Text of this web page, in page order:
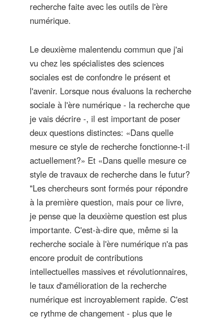
recherche faite avec les outils de l'ère
numérique.
Le deuxième malentendu commun que j'ai
vu chez les spécialistes des sciences
sociales est de confondre le présent et
l'avenir. Lorsque nous évaluons la recherche
sociale à l'ère numérique - la recherche que
je vais décrire -, il est important de poser
deux questions distinctes: «Dans quelle
mesure ce style de recherche fonctionne-t-il
actuellement?» Et «Dans quelle mesure ce
style de travaux de recherche dans le futur?
"Les chercheurs sont formés pour répondre
à la première question, mais pour ce livre,
je pense que la deuxième question est plus
importante. C'est-à-dire que, même si la
recherche sociale à l'ère numérique n'a pas
encore produit de contributions
intellectuelles massives et révolutionnaires,
le taux d'amélioration de la recherche
numérique est incroyablement rapide. C'est
ce rythme de changement - plus que le